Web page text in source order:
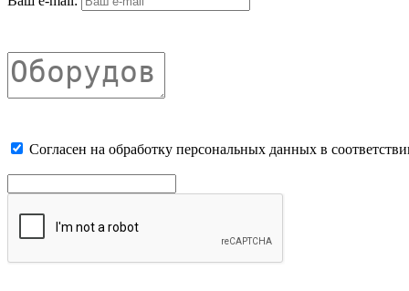
Cогласен на обработку персональных данных в